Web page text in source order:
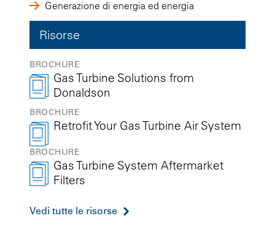
Generazione di energia ed energia
Risorse
BROCHURE
Gas Turbine Solutions from
Donaldson
BROCHURE
Retrofit Your Gas Turbine Air System
BROCHURE
Gas Turbine System Aftermarket
Filters
Vedi tutte le risorse